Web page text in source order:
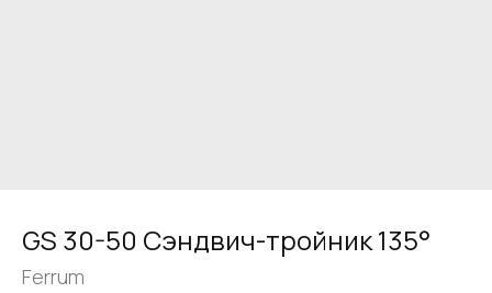
GS 30-50 Сэндвич-тройник 135°
Ferrum